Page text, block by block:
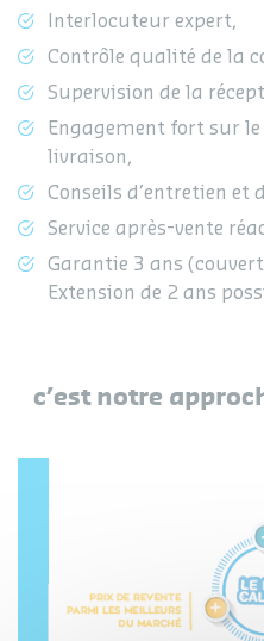
Interlocuteur expert,
Contrôle qualité de la
Supervision de la
Engagement fort sur le
livraison,
Conseils d’entretien et
Service après-vente
Garantie 3 ans
Extension de 2 ans
c’est notre